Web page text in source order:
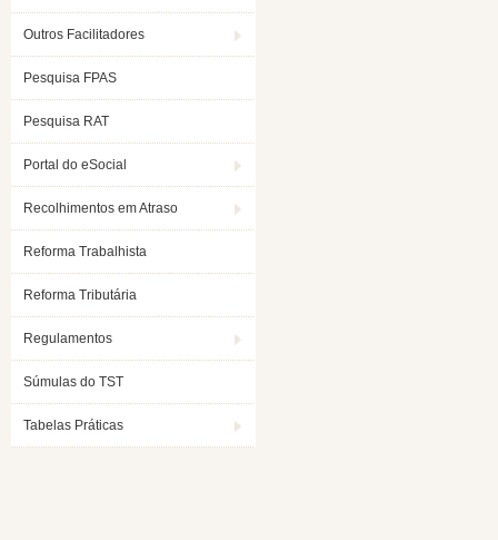
Outros Facilitadores
Pesquisa FPAS
Pesquisa RAT
Portal do eSocial
Recolhimentos em Atraso
Reforma Trabalhista
Reforma Tributária
Regulamentos
Súmulas do TST
Tabelas Práticas